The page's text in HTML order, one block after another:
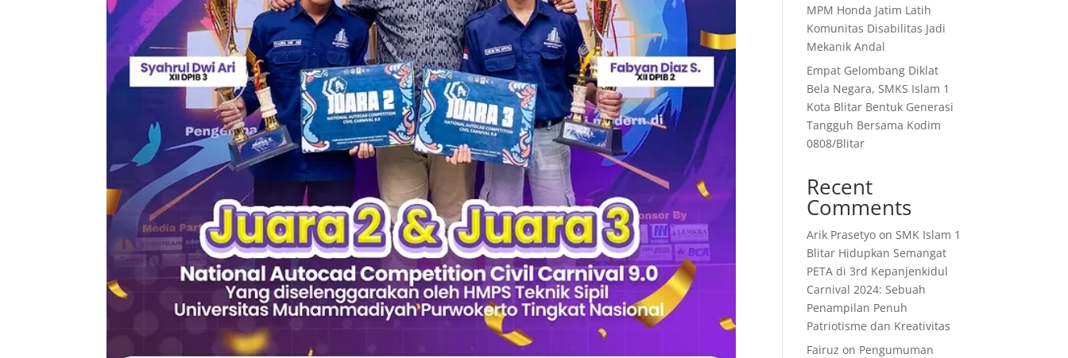
MPM Honda Jatim Latih
Komunitas Disabilitas Jadi
Mekanik Andal
Empat Gelombang Diklat
Bela Negara, SMKS Islam 1
Kota Blitar Bentuk Generasi
Tangguh Bersama Kodim
0808/Blitar
Recent
Comments
Arik Prasetyo onSMK Islam 1
Blitar Hidupkan Semangat
PETA di 3rd Kepanjenkidul
Carnival 2024: Sebuah
Penampilan Penuh
Patriotisme dan Kreativitas
Fairuz on Pengumuman